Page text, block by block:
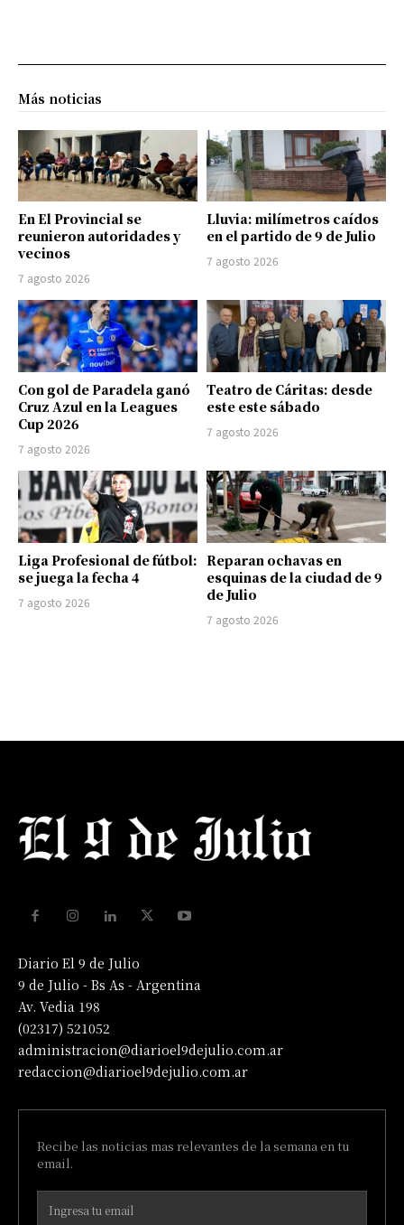
Más noticias
En El Provincial se
reunieron autoridades y
vecinos
7 agosto 2026
Lluvia: milímetros caídos
en el partido de 9 de Julio
7 agosto 2026
Con gol de Paradela ganó
Cruz Azul en la Leagues
Cup 2026
7 agosto 2026
Teatro de Cáritas: desde
este este sábado
7 agosto 2026
Liga Profesional de fútbol:
se juega la fecha 4
7 agosto 2026
Reparan ochavas en
esquinas de la ciudad de 9
de Julio
7 agosto 2026
Diario El 9 de Julio
9 de Julio - Bs As - Argentina
Av. Vedia 198
(02317) 521052
administracion@diarioel9dejulio.com.ar
redaccion@diarioel9dejulio.com.ar
Recibe las noticias mas relevantes de la semana en tu
email.